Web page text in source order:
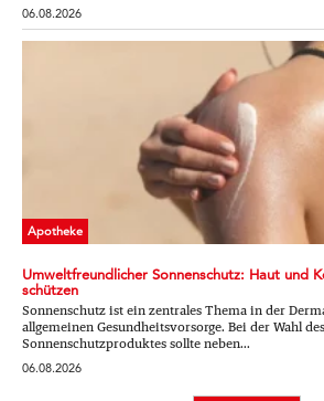
06.08.2026
Apotheke
Umweltfreundlicher Sonnenschutz: Haut und
schützen
Sonnenschutz ist ein zentrales Thema in der
allgemeinen Gesundheitsvorsorge. Bei der Wahl des
Sonnenschutzproduktes sollte neben...
06.08.2026